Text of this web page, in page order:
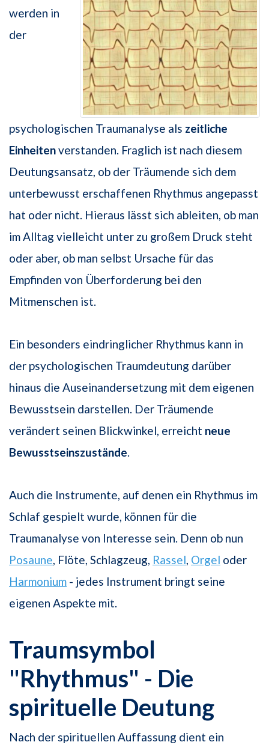
werden in
der
psychologischen Traumanalyse als zeitliche
Einheitenverstanden. Fraglich ist nach diesem
Deutungsansatz, ob der Träumende sich dem
unterbewusst erschaffenen Rhythmus angepasst
hat oder nicht. Hieraus lässt sich ableiten, ob man
im Alltag vielleicht unter zu großem Druck steht
oder aber, ob man selbst Ursache für das
Empfinden von Überforderung bei den
Mitmenschen ist.
Ein besonders eindringlicher Rhythmus kann in
der psychologischen Traumdeutung darüber
hinaus die Auseinandersetzung mit dem eigenen
Bewusstsein darstellen. Der Träumende
verändert seinen Blickwinkel, erreicht neue
Bewusstseinszustände
Auch die Instrumente, auf denen ein Rhythmus im
Schlaf gespielt wurde, können für die
Traumanalyse von Interesse sein. Denn ob nun
Posaune , Flöte, Schlagzeug, Rassel Orgel oder
Harmonium - jedes Instrument bringt seine
eigenen Aspekte mit.
Traumsymbol
"Rhythmus" - Die
spirituelle Deutung
Nach der spirituellen Auffassung dient ein